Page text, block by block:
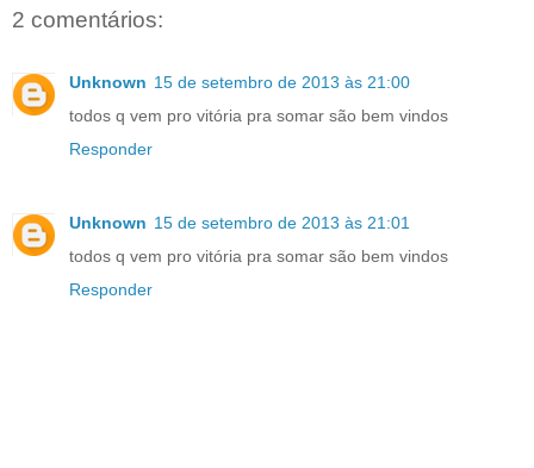
2 comentários:
Unknown 15 de setembro de 2013 às 21:00
todos q vem pro vitória pra somar são bem vindos
Responder
Unknown 15 de setembro de 2013 às 21:01
todos q vem pro vitória pra somar são bem vindos
Responder